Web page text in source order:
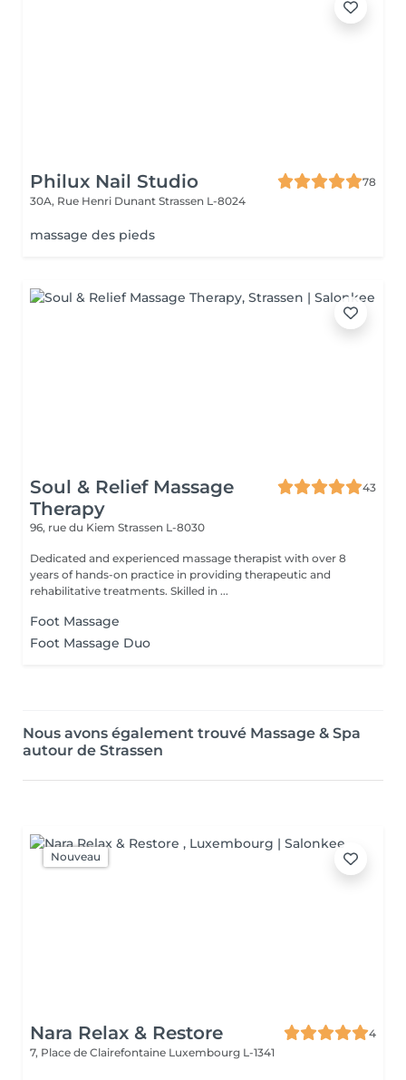
Philux Nail Studio
78
30A, Rue Henri Dunant Strassen L-8024
massage des pieds
Soul & Relief Massage
Therapy
43
96, rue du Kiem Strassen L-8030
Dedicated and experienced massage therapist with over 8
years of hands-on practice in providing therapeutic and
rehabilitative treatments. Skilled in ...
Foot Massage
Foot Massage Duo
Nous avons également trouvé Massage & Spa
autour de Strassen
Nouveau
Nara Relax & Restore
4
7, Place de Clairefontaine Luxembourg L-1341